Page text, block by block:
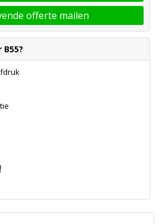
offerte mailen